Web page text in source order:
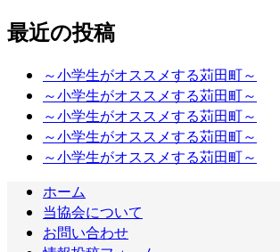
最近の投稿
～小学生がオススメする苅田町～
～小学生がオススメする苅田町～
～小学生がオススメする苅田町～
～小学生がオススメする苅田町～
～小学生がオススメする苅田町～
ホーム
当協会について
お問い合わせ